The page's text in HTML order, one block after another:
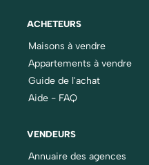
ACHETEURS
Maisons à vendre
Appartements à vendre
Guide de l'achat
Aide - FAQ
VENDEURS
Annuaire des agences